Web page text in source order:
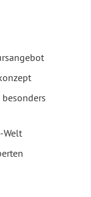
Welt